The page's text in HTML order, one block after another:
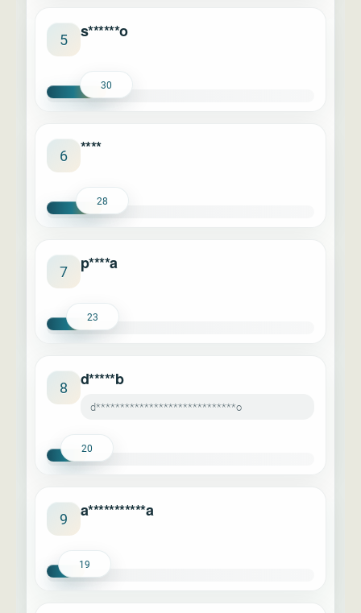
5 s******o
30
6 ****
28
7 p****a
23
8 d*****b
d*****************************o
20
9 a***********a
19